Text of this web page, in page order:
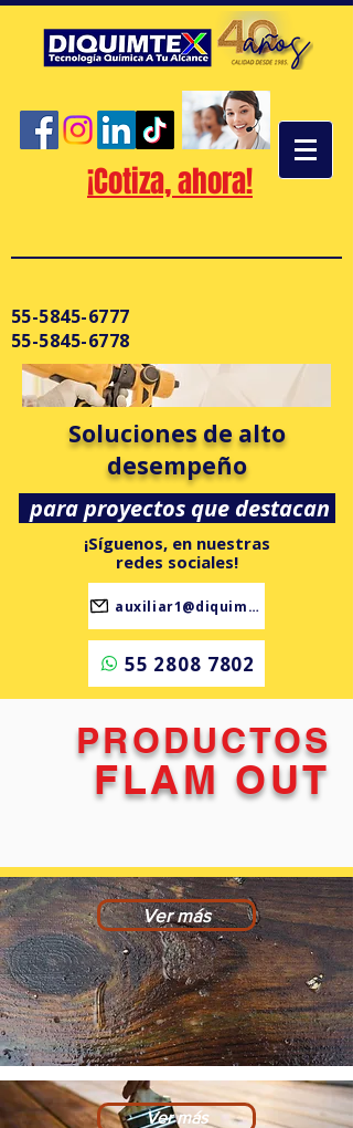
¡Cotiza, ahora!
55-5845-6777
55-5845-6778
Soluciones de alto
desempeño
para proyectos que destacan
¡Síguenos, en nuestras
redes sociales!
auxiliar1@diquimtex.com.mx
55 2808 7802
PRODUCTOS
FLAM OUT
Ver más
Ver más